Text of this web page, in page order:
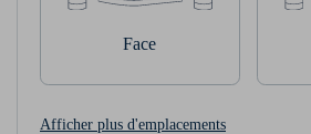
Face
Afficher plus d'emplacements